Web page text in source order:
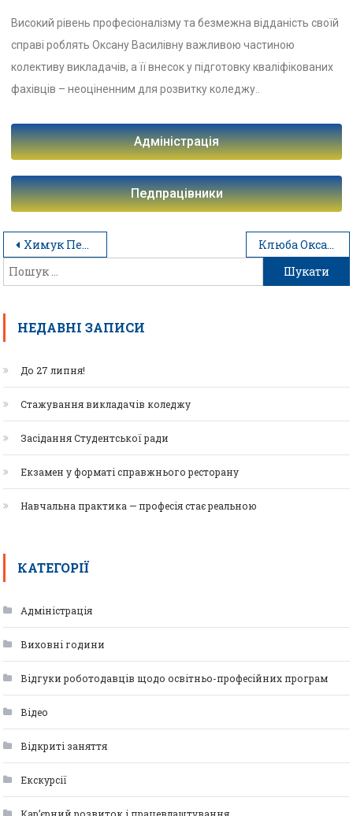
Високий рівень професіоналізму та безмежна відданість своїй
справі роблять Оксану Василівну важливою частиною
колективу викладачів, а її внесок у підготовку кваліфікованих
фахівців – неоціненним для розвитку коледжу..
Адміністрація
Педпрацівники
Химук Петро Андрійович Клюба Оксана Михайлівна
НЕДАВНІ ЗАПИСИ
До 27 липня!
Стажування викладачів коледжу
Засідання Студентської ради
Екзамен у форматі справжнього ресторану
Навчальна практика — професія стає реальною
КАТЕГОРІЇ
Адміністрація
Виховні години
Відгуки роботодавців щодо освітньо-професійних програм
Відео
Відкриті заняття
Екскурсії